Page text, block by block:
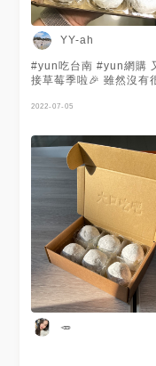
YY-ah
#yun吃台南 #yun網購
接草莓季啦🎉 雖然沒有
一吃啊～ 金桃家每年必
酸的，吃起來真的是完
這次特地多買了很多盒
妹們 大家都很愛🥰
2022-07-05
🥕